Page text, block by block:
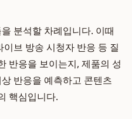
분석할 차례입니다. 이때
브 방송 시청자 반응 등 질
반응을 보이는지, 제품의 성
반응을 예측하고 콘텐츠
핵심입니다.